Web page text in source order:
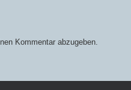
Kommentar abzugeben.